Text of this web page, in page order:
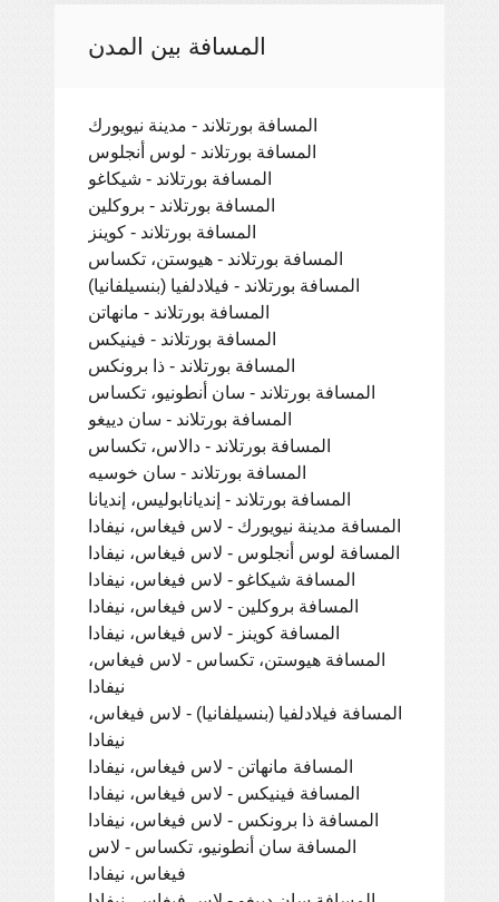
المسافة بين المدن
المسافة بورتلاند - مدينة نيويورك
المسافة بورتلاند - لوس أنجلوس
المسافة بورتلاند - شيكاغو
المسافة بورتلاند - بروكلين
المسافة بورتلاند - كوينز
المسافة بورتلاند - هيوستن، تكساس
المسافة بورتلاند - فيلادلفيا (بنسيلفانيا)
المسافة بورتلاند - مانهاتن
المسافة بورتلاند - فينيكس
المسافة بورتلاند - ذا برونكس
المسافة بورتلاند - سان أنطونيو، تكساس
المسافة بورتلاند - سان دييغو
المسافة بورتلاند - دالاس، تكساس
المسافة بورتلاند - سان خوسيه
المسافة بورتلاند - إنديانابوليس، إنديانا
المسافة مدينة نيويورك - لاس فيغاس، نيفادا
المسافة لوس أنجلوس - لاس فيغاس، نيفادا
المسافة شيكاغو - لاس فيغاس، نيفادا
المسافة بروكلين - لاس فيغاس، نيفادا
المسافة كوينز - لاس فيغاس، نيفادا
المسافة هيوستن، تكساس - لاس فيغاس،
نيفادا
المسافة فيلادلفيا (بنسيلفانيا) - لاس فيغاس،
نيفادا
المسافة مانهاتن - لاس فيغاس، نيفادا
المسافة فينيكس - لاس فيغاس، نيفادا
المسافة ذا برونكس - لاس فيغاس، نيفادا
المسافة سان أنطونيو، تكساس - لاس
فيغاس، نيفادا